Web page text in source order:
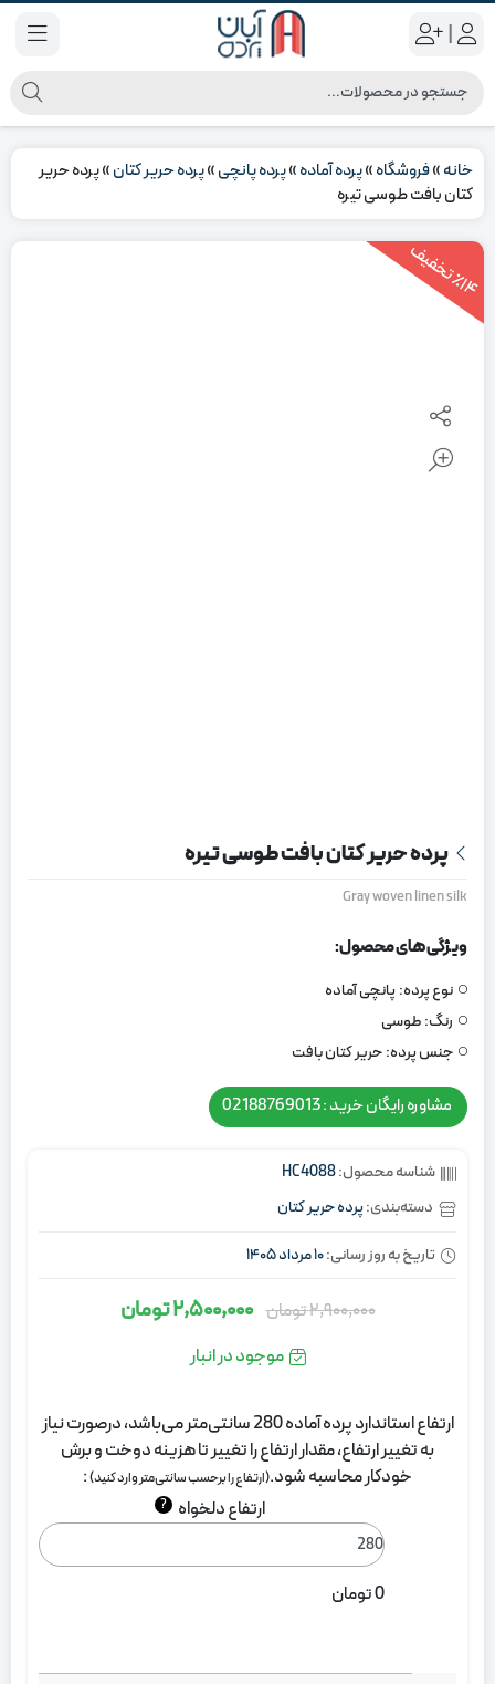
|
خانه»فروشگاه»پرده آماده»پرده پانچی»پرده حریر کتان»پرده حریر
کتان بافت طوسی تیره
٪1
4
ت
خ
ف
یف
پرده حریر کتان بافت طوسی تیره
Gray woven linen silk
ویژگی های محصول:
نوع پرده:پانچی آماده
رنگ:طوسی
جنس پرده:حریر کتان بافت
مشاوره رایگان خرید : 02188769013
شناسه محصول:HC4088
دسته‌بندی:پرده حریر کتان
تاریخ به روز رسانی:10 مرداد 1405
2,900,000تومان
قیمت
اصلی:
تومان
بود.
2,500,000تومان
قیمت
فعلی:
تومان.
موجود در انبار
ارتفاع استاندارد پرده آماده 280 سانتی‌متر می‌باشد، درصورت نیاز
به تغییر ارتفاع، مقدار ارتفاع را تغییر تا هزینه دوخت و برش
خودکار محاسبه شود.(ارتفاع را برحسب سانتی‌متر وارد کنید):
ارتفاع دلخواه
?
0تومان